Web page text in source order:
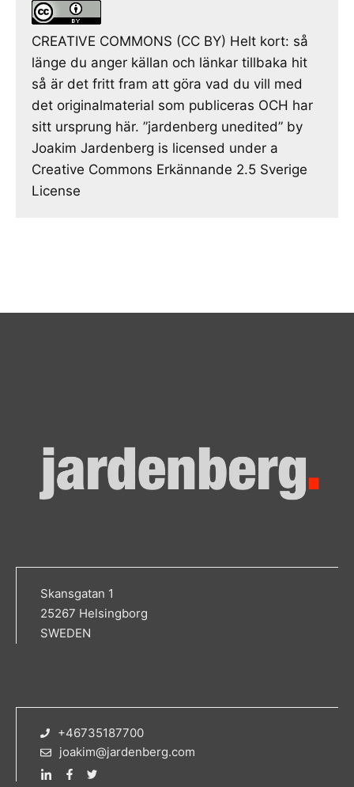
CREATIVE COMMONS (CC BY) Helt kort: så
länge du anger källan och länkar tillbaka hit
så är det fritt fram att göra vad du vill med
det originalmaterial som publiceras OCH har
sitt ursprung här. ”jardenberg unedited” by
Joakim Jardenberg is licensed under a
Creative Commons Erkännande 2.5 Sverige
License
Skansgatan 1
25267 Helsingborg
SWEDEN
+46735187700
joakim@jardenberg.com